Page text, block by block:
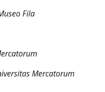
Fila
Mercatorum